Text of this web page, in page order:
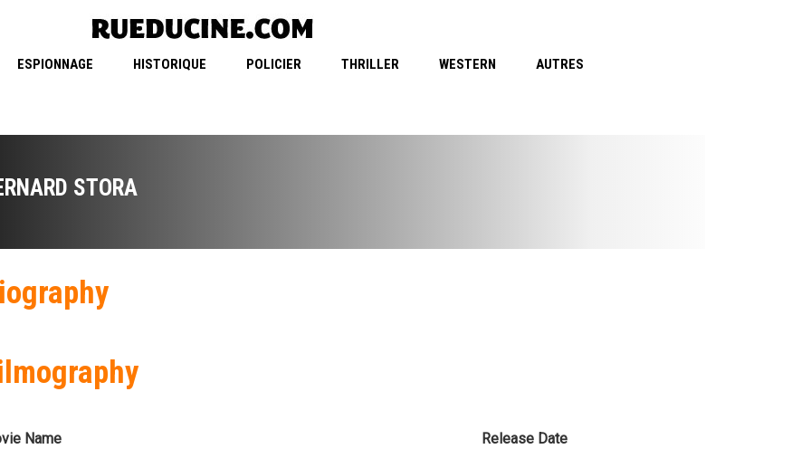
ESPIONNAGE HISTORIQUE POLICIER THRILLER WESTERN AUTRES
STORA
Name Release Date